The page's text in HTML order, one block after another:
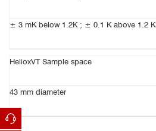
± 3 mK below 1.2K ; ± 0.1 K above 1.2 K
HelioxVT Sample space
43 mm diameter